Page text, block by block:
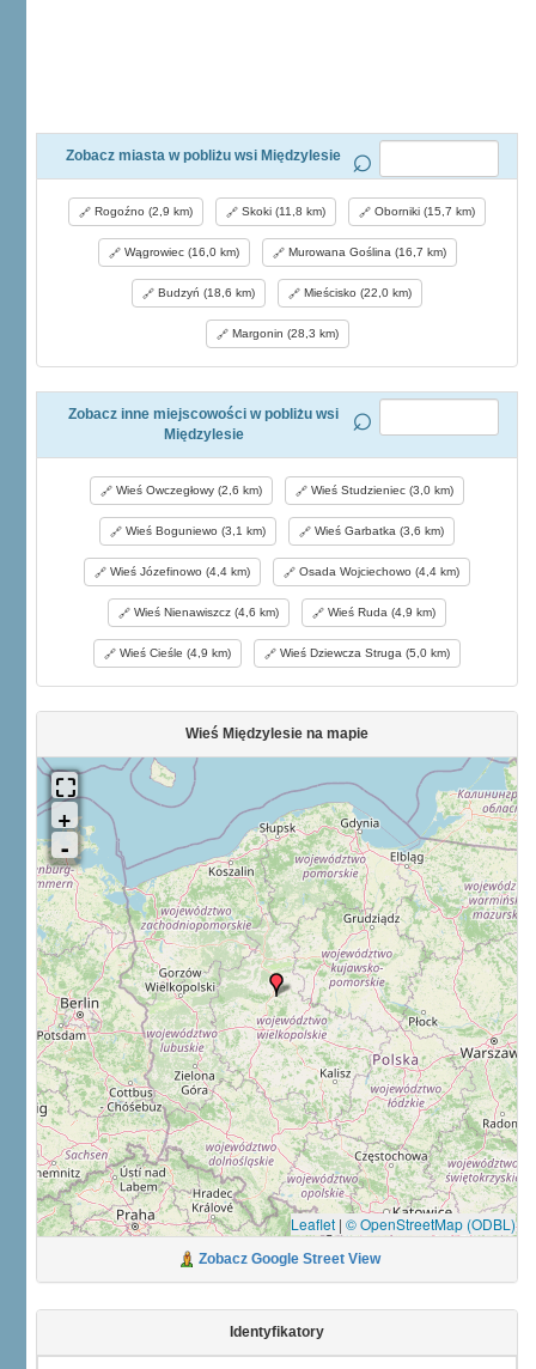
Zobacz miasta w pobliżu wsi Międzylesie
Rogoźno (2,9 km) Skoki (11,8 km) Oborniki (15,7 km)
Wągrowiec (16,0 km) Murowana Goślina (16,7 km)
Budzyń (18,6 km) Mieścisko (22,0 km)
Margonin (28,3 km)
Zobacz inne miejscowości w pobliżu wsi
Międzylesie
Wieś Owczegłowy (2,6 km) Wieś Studzieniec (3,0 km)
Wieś Boguniewo (3,1 km) Wieś Garbatka (3,6 km)
Wieś Józefinowo (4,4 km) Osada Wojciechowo (4,4 km)
Wieś Nienawiszcz (4,6 km) Wieś Ruda (4,9 km)
Wieś Cieśle (4,9 km) Wieś Dziewcza Struga (5,0 km)
Wieś Międzylesie na mapie
Leaflet | © OpenStreetMap (ODBL)
Zobacz Google Street View
Identyfikatory